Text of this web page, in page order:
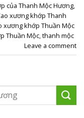
của Thanh Mộc Hương,
xương khớp Thanh
xương khớp Thuần Mộc
Thuần Mộc,thanh mộc
Leave a comment